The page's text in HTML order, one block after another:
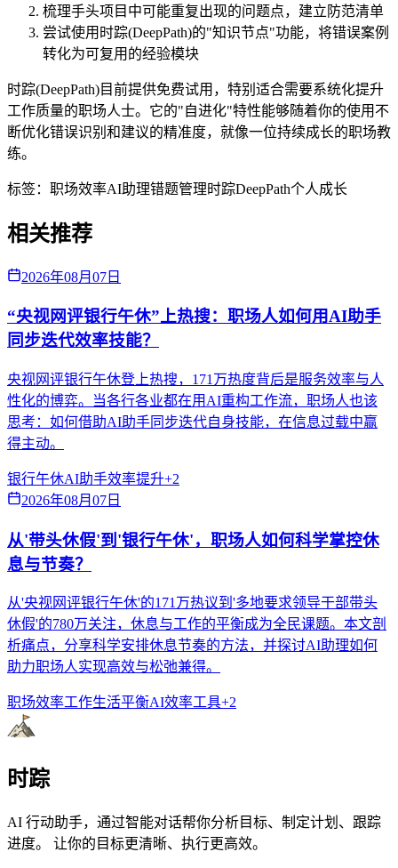
梳理手头项目中可能重复出现的问题点，建立防范清单
尝试使用时踪(DeepPath)的"知识节点"功能，将错误案例
转化为可复用的经验模块
时踪(DeepPath)目前提供免费试用，特别适合需要系统化提升
工作质量的职场人士。它的"自进化"特性能够随着你的使用不
断优化错误识别和建议的精准度，就像一位持续成长的职场教
练。
标签： 职场效率AI助理错题管理时踪DeepPath个人成长
相关推荐
2026年08月07日
“央视网评银行午休”上热搜：职场人如何用AI助手
同步迭代效率技能？
央视网评银行午休登上热搜，171万热度背后是服务效率与人
性化的博弈。当各行各业都在用AI重构工作流，职场人也该
思考：如何借助AI助手同步迭代自身技能，在信息过载中赢
得主动。
银行午休AI助手效率提升+2
2026年08月07日
从'带头休假'到'银行午休'，职场人如何科学掌控休
息与节奏？
从'央视网评银行午休'的171万热议到'多地要求领导干部带头
休假'的780万关注，休息与工作的平衡成为全民课题。本文剖
析痛点，分享科学安排休息节奏的方法，并探讨AI助理如何
助力职场人实现高效与松弛兼得。
职场效率工作生活平衡AI效率工具+2
时踪
AI 行动助手，通过智能对话帮你分析目标、制定计划、跟踪
进度。 让你的目标更清晰、执行更高效。